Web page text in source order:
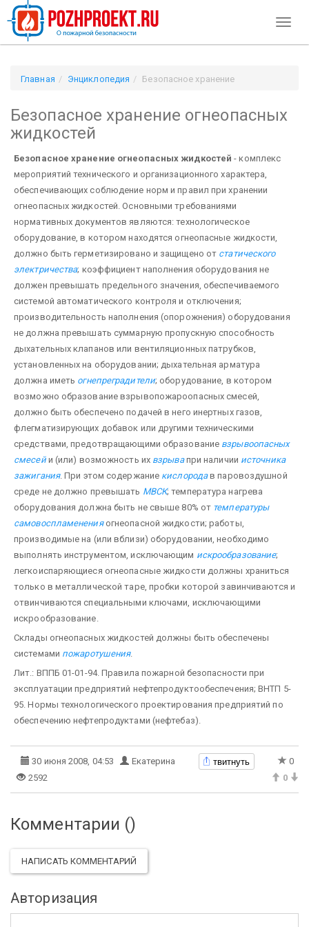
Главная Энциклопедия
Безопасное хранение
Безопасное хранение огнеопасных
жидкостей
Безопасное хранение огнеопасных жидкостей - комплекс
мероприятий технического и организационного характера,
обеспечивающих соблюдение норм и правил при хранении
огнеопасных жидкостей. Основными требованиями
нормативных документов являются: технологическое
оборудование, в котором находятся огнеопасные жидкости,
должно быть герметизировано и защищено от статического
электричества; коэффициент наполнения оборудования не
должен превышать предельного значения, обеспечиваемого
системой автоматического контроля и отключения;
производительность наполнения (опорожнения) оборудования
не должна превышать суммарную пропускную способность
дыхательных клапанов или вентиляционных патрубков,
установленных на оборудовании; дыхательная арматура
должна иметь огнепреградители; оборудование, в котором
возможно образование взрывопожароопасных смесей,
должно быть обеспечено подачей в него инертных газов,
флегматизирующих добавок или другими техническими
средствами, предотвращающими образование взрывоопасных
смесейи (или) возможность их взрывапри наличии источника
зажигания. При этом содержание кислородав паровоздушной
среде не должно превышать МВСК; температура нагрева
оборудования должна быть не свыше 80% от температуры
самовоспламененияогнеопасной жидкости; работы,
производимые на (или вблизи) оборудовании, необходимо
выполнять инструментом, исключающим искрообразование;
легкоиспаряющиеся огнеопасные жидкости должны храниться
только в металлической таре, пробки которой завинчиваются и
отвинчи­ваются специальными ключами, исключающими
искрообразование.
Склады огнеопасных жидкостей должны быть обеспечены
системами пожаротушения.
Лит.: ВППБ 01-01-94. Правила пожарной безопасности при
эксплуатации предприятий нефтепродуктообеспечения; ВНТП 5-
95. Нормы технологического проектирования предприятий по
обеспечению нефтепродуктами (нефтебаз).
30 июня 2008, 04:53 Екатерина твитнуть
0
2592
0
Комментарии ()
НАПИСАТЬ КОММЕНТАРИЙ
Авторизация